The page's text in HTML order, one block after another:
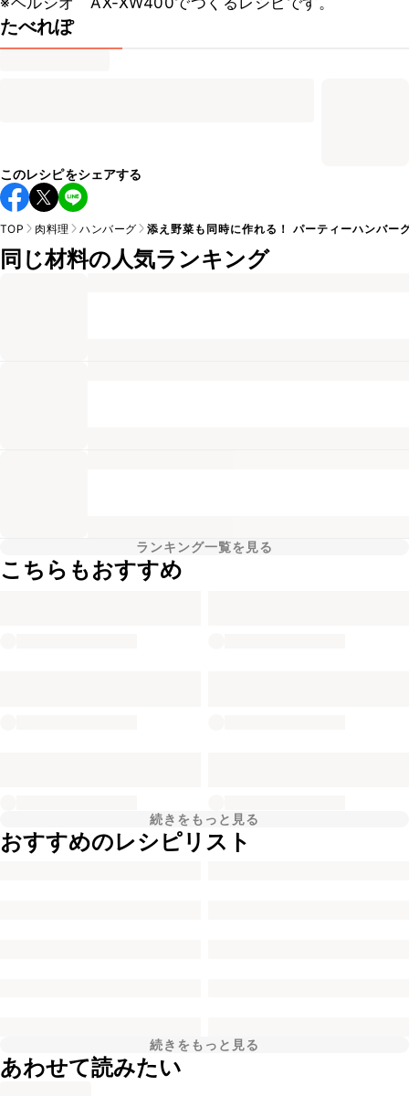
たべれぽ
このレシピをシェアする
TOP 肉料理 ハンバーグ 添え野菜も同時に作れる！ パーティーハンバー
同じ材料の人気ランキング
ランキング一覧を見る
こちらもおすすめ
続きをもっと見る
おすすめのレシピリスト
続きをもっと見る
あわせて読みたい